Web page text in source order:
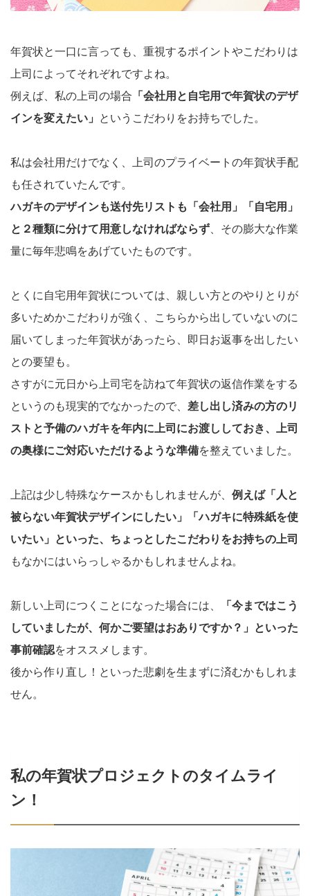
年賀状と一口に言っても、重視するポイントやこだわりは
上司によってそれぞれですよね。
例えば、私の上司の場合 「会社用と自宅用で年賀状のデザ
インを変えたい」
というこだわりをお持ちでした。
私は会社用だけでなく、上司のプライベートの年賀状手配
も任されていたんです。
ハガキのデザインも送付先リストも「会社用」「自宅用」
と２種類に分けて用意しなければならず 、その膨大な作業
量に毎年悲鳴をあげていたものです。
とくに自宅用年賀状については、親しい方とのやりとりが
多いためかこだわりが強く、こちらから出していないのに
届いてしまった年賀状があったら、即日お返事を出したい
との要望も。
さすがに元日から上司宅を訪ねて年賀状の返信作業をする
というのも現実的でなかったので、 差し出し済みの方のリ
ストと予備のハガキを年内に上司にお渡ししておき、上司
の奥様にご対応いただけるような準備を整えていました。
上記は少し特殊なケースかもしれませんが、 例えば「人と
被らない年賀状デザインにしたい」「ハガキに特殊紙を使
いたい」といった、ちょっとしたこだわりをお持ちの上司
もなかにはいらっしゃるかもしれませんよね。
新しい上司につくことになった場合には、
「今まではこう
していましたが、何かご要望はおありですか？」といった
事前確認をオススメします。
後から作り直し！といった悲劇を生まずに済むかもしれま
せん。
私の年賀状プロジェクトのタイムライ
ン！